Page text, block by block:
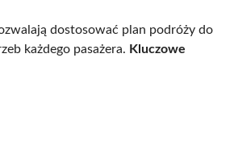
dostosować plan podróży do
każdego pasażera. Kluczowe